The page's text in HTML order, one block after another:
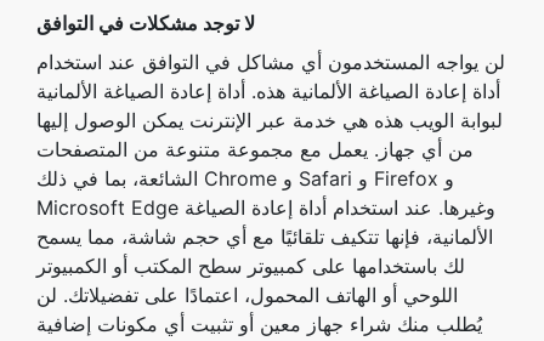
لا توجد مشكلات في التوافق
لن يواجه المستخدمون أي مشاكل في التوافق عند استخدام
أداة إعادة الصياغة الألمانية هذه. أداة إعادة الصياغة الألمانية
لبوابة الويب هذه هي خدمة عبر الإنترنت يمكن الوصول إليها
من أي جهاز. يعمل مع مجموعة متنوعة من المتصفحات
الشائعة، بما في ذلك Chrome و Safari و Firefox و
Microsoft Edge وغيرها. عند استخدام أداة إعادة الصياغة
الألمانية، فإنها تتكيف تلقائيًا مع أي حجم شاشة، مما يسمح
لك باستخدامها على كمبيوتر سطح المكتب أو الكمبيوتر
اللوحي أو الهاتف المحمول، اعتمادًا على تفضيلاتك. لن
يُطلب منك شراء جهاز معين أو تثبيت أي مكونات إضافية